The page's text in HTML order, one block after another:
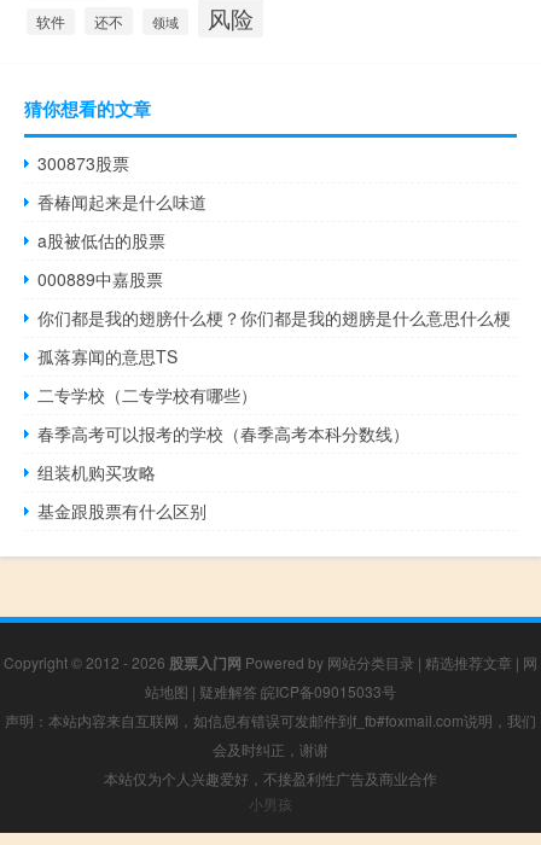
软件 还不 领域 风险
猜你想看的文章
300873股票
香椿闻起来是什么味道
a股被低估的股票
000889中嘉股票
你们都是我的翅膀什么梗？你们都是我的翅膀是什么意思什么梗
孤落寡闻的意思TS
二专学校（二专学校有哪些）
春季高考可以报考的学校（春季高考本科分数线）
组装机购买攻略
基金跟股票有什么区别
Copyright © 2012 - 2026 股票入门网 Powered by 网站分类目录 | 精选推荐文章 | 网
站地图 | 疑难解答 皖ICP备09015033号
声明：本站内容来自互联网，如信息有错误可发邮件到f_fb#foxmail.com说明，我们
会及时纠正，谢谢
本站仅为个人兴趣爱好，不接盈利性广告及商业合作
小男孩